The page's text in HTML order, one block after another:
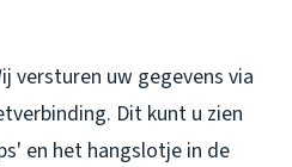
versturen uw gegevens via
Dit kunt u zien
en het hangslotje in de